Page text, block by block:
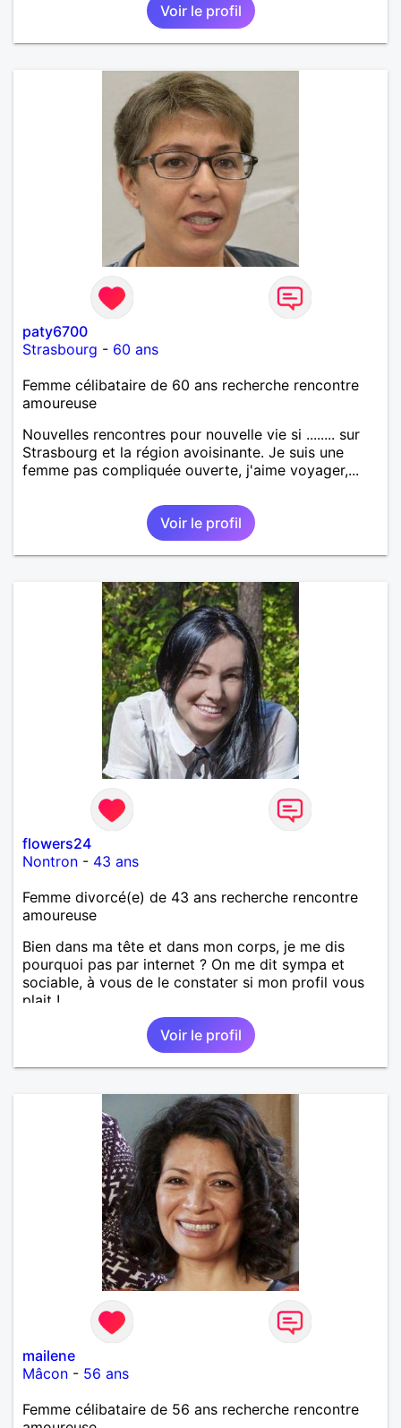
Voir le profil
paty6700
Strasbourg - 60 ans
Femme célibataire de 60 ans recherche rencontre
amoureuse
Nouvelles rencontres pour nouvelle vie si ........ sur
Strasbourg et la région avoisinante. Je suis une
femme pas compliquée ouverte, j'aime voyager,...
Voir le profil
flowers24
Nontron - 43 ans
Femme divorcé(e) de 43 ans recherche rencontre
amoureuse
Bien dans ma tête et dans mon corps, je me dis
pourquoi pas par internet ? On me dit sympa et
sociable, à vous de le constater si mon profil vous
plait !
Voir le profil
mailene
Mâcon - 56 ans
Femme célibataire de 56 ans recherche rencontre